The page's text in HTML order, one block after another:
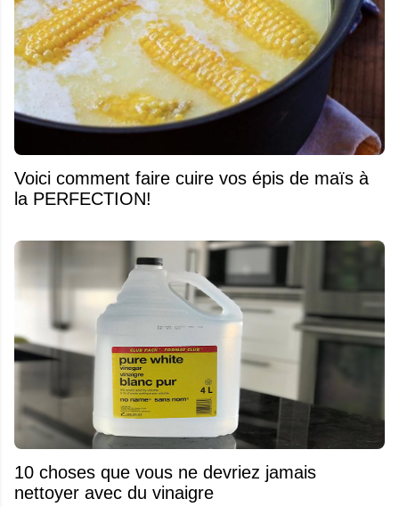
Voici comment faire cuire vos épis de maïs à
la PERFECTION!
10 choses que vous ne devriez jamais
nettoyer avec du vinaigre